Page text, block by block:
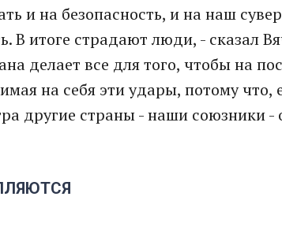
и на безопасность, и на наш
В итоге страдают люди, - сказал
делает все для того, чтобы на
на себя эти удары, потому что,
другие страны - наши союзники -